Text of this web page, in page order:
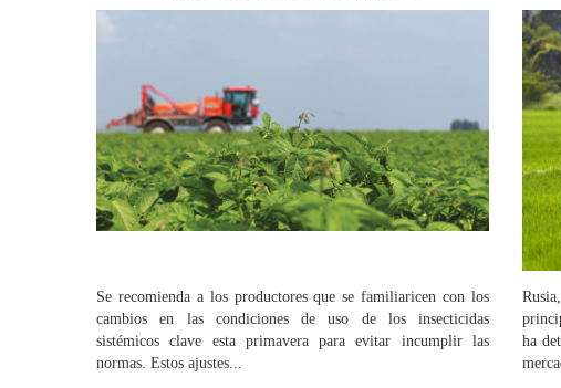
Se recomienda a los productores que se familiaricen con los
cambios en las condiciones de uso de los insecticidas
sistémicos clave esta primavera para evitar incumplir las
normas. Estos ajustes...
ha